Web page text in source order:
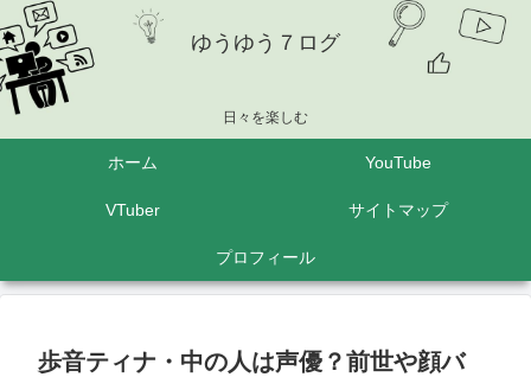
ゆうゆう７ログ
日々を楽しむ
ホーム YouTube
VTuber サイトマップ
プロフィール
歩音ティナ・中の人は声優？前世や顔バ